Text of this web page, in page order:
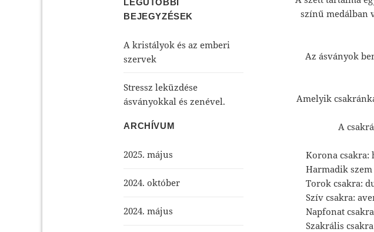
színű medálban
Az ásványok
Amelyik
A
Korona csakra:
Harmadik
Torok csakra:
Szív csakra:
Napfonat
Szakrális
LEGUTÓBBI
BEJEGYZÉSEK
A kristályok és az emberi
szervek
Stressz leküzdése
ásványokkal és zenével.
ARCHÍVUM
2025. május
2024. október
2024. május